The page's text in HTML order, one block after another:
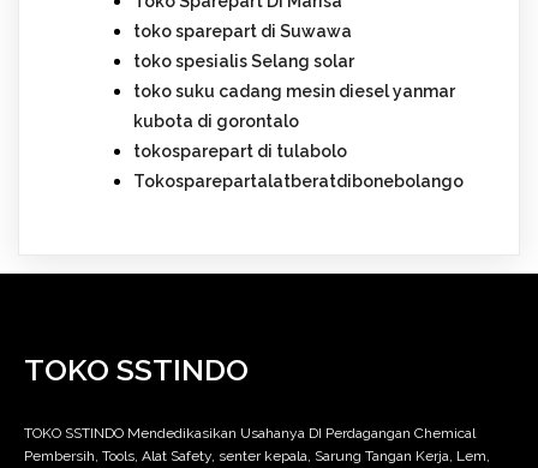
toko sparepart di Suwawa
toko spesialis Selang solar
toko suku cadang mesin diesel yanmar
kubota di gorontalo
tokosparepart di tulabolo
Tokosparepartalatberatdibonebolango
TOKO SSTINDO
TOKO SSTINDO Mendedikasikan Usahanya DI Perdagangan Chemical
Pembersih, Tools, Alat Safety, senter kepala, Sarung Tangan Kerja, Lem,